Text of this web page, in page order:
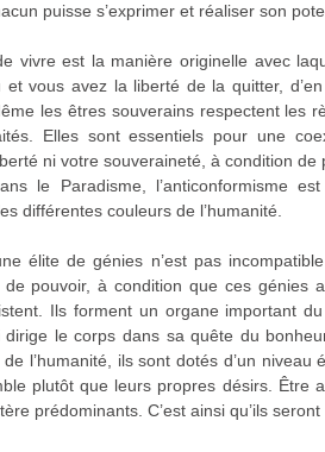
puisse s’exprimer et réaliser son
vivre est la manière originelle avec
vous avez la liberté de la quitter,
les êtres souverains respectent les
Elles sont essentiels pour une
ni votre souveraineté, à condition
le Paradisme, l’anticonformisme
différentes couleurs de l’humanité.
élite de génies n’est pas
de pouvoir, à condition que ces génies
Ils forment un organe important du
le corps dans sa quête du
l’humanité, ils sont dotés d’un niveau
plutôt que leurs propres désirs. Être
prédominants. C’est ainsi qu’ils